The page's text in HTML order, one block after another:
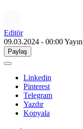
Editör
09.03.2024 - 00:00
Paylaş
Linkedin
Pinterest
Telegram
Yazdır
Kopyala